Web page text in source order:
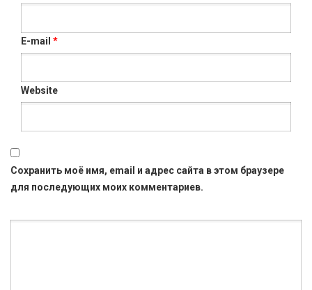
E-mail *
Website
Сохранить моё имя, email и адрес сайта в этом браузере
для последующих моих комментариев.